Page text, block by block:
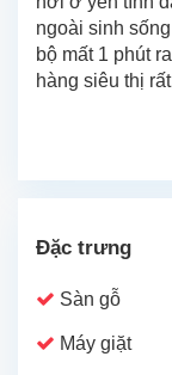
ngoài sinh
bộ mất 1 phút
hàng siêu thị
Đặc trưng
Sàn gỗ
Máy giặt